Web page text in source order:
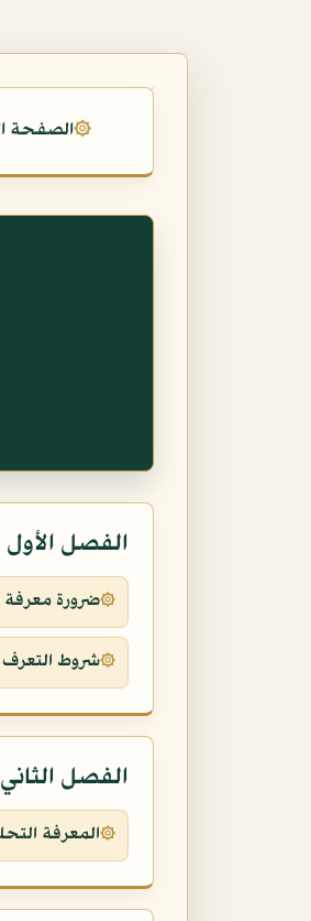
۞الصفحة
الفصل الأول
ضرورة معرفة
شروط التعرف
الفصل الثاني
المعرفة